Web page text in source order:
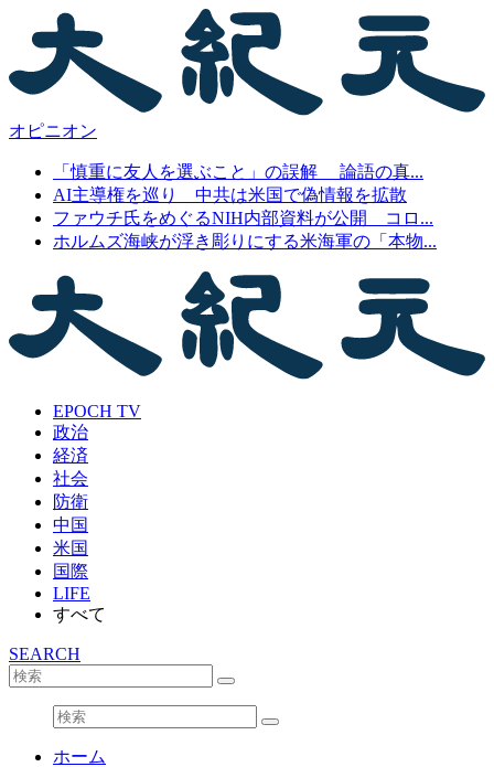
オピニオン
「慎重に友人を選ぶこと」の誤解 論語の真...
AI主導権を巡り 中共は米国で偽情報を拡散
ファウチ氏をめぐるNIH内部資料が公開 コロ...
ホルムズ海峡が浮き彫りにする米海軍の「本物...
EPOCH TV
政治
経済
社会
防衛
中国
米国
国際
LIFE
すべて
SEARCH
ホーム